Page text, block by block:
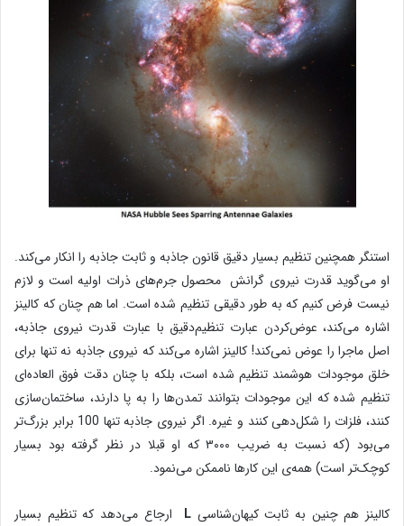
استنگر همچنین تنظیم بسیار دقیق قانون جاذبه و ثابت جاذبه را انکار می‌کند.
او می‌گوید قدرت نیروی گرانش محصول جرم‌های ذرات اولیه است و لازم
نیست فرض کنیم که به طور دقیقی تنظیم شده است. اما هم چنان که کالینز
اشاره می‌کند، عوض‌کردن عبارت تنظیم‌دقیق با عبارت قدرت نیروی جاذبه،
اصل ماجرا را عوض نمی‌کند! کالینز اشاره می‌کند که نیروی جاذبه نه تنها برای
خلق موجودات هوشمند تنظیم شده است، بلکه با چنان دقت فوق العاده‌ای
تنظیم شده که این موجودات بتوانند تمدن‌ها را به پا دارند، ساختمان‌سازی
کنند، فلزات را شکل‌دهی کنند و غیره. اگر نیروی جاذبه تنها 100 برابر بزرگ‌تر
می‌بود (که نسبت به ضریب ۳۰۰۰ که او قبلا در نظر گرفته بود بسیار
کوچک‌تر است) همه‌ی این کارها ناممکن می‌نمود.
کالینز هم چنین به ثابت کیهان‌شناسی L ارجاع می‌دهد که تنظیم بسیار